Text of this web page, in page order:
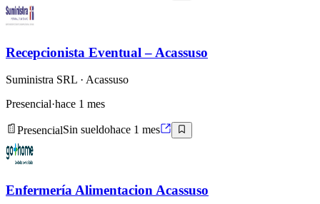
Recepcionista Eventual – Acassuso
Suministra SRL · Acassuso
Presencial·hace 1 mes
PresencialSin sueldohace 1 mes
Enfermería Alimentacion Acassuso